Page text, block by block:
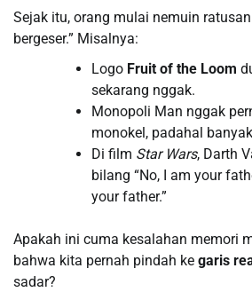
Sejak itu, orang mulai nemuin
bergeser.” Misalnya:
Logo Fruit of the Loom
sekarang nggak.
Monopoli Man nggak
monokel, padahal
Di film Star Wars, Darth
bilang “No, I am your
your father.”
Apakah ini cuma kesalahan memori
bahwa kita pernah pindah ke garis
sadar?